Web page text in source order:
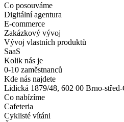
Co posouváme
Digitální agentura
E-commerce
Zakázkový vývoj
Vývoj vlastních produktů
SaaS
Kolik nás je
0-10 zaměstnanců
Kde nás najdete
Lidická 1879/48, 602 00 Brno-střed-
Co nabízíme
Cafeteria
Cyklisté vítáni